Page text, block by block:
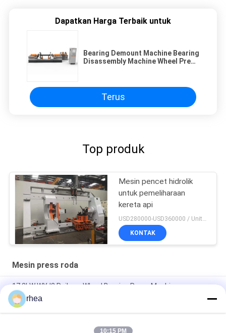
Dapatkan Harga Terbaik untuk
Bearing Demount Machine Bearing
Disassembly Machine Wheel Press
Pengeboran Mesin Pengeboran
Terus
Top produk
Mesin pencet hidrolik
untuk pemeliharaan
kereta api
KONTAK
Mesin press roda
17.2kW WYJ2 Railway Wheel Bearing Press Machine
Tipe WYP Wheel Press Machine unit pemasangan mesin
cetak cerdas untuk bantalan bergulir mobil
rhea
10:15 PM